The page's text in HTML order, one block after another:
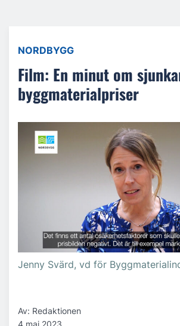
NORDBYGG
Film: En minut om
byggmaterialpriser
Jenny Svärd, vd för
Av: Redaktionen